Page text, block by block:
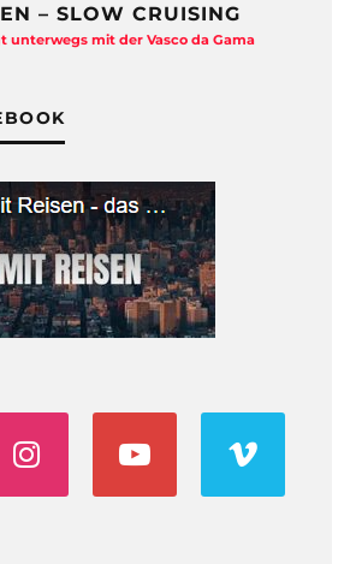
– SLOW CRUISING
unterwegs mit der Vasco da Gama